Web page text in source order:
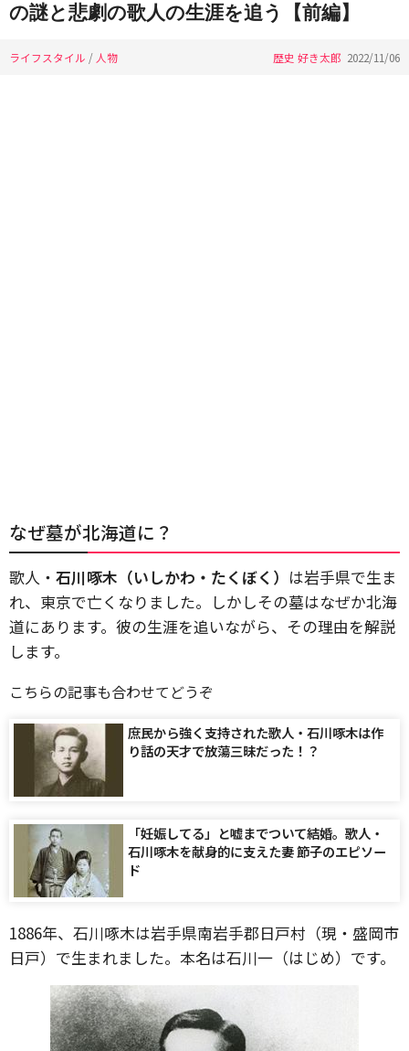
の謎と悲劇の歌人の生涯を追う【前編】
ライフスタイル / 人物 歴史 好き太郎 2022/11/06
なぜ墓が北海道に？
歌人・ 石川啄木（いしかわ・たくぼく） は岩手県で生ま
れ、東京で亡くなりました。しかしその墓はなぜか北海
道にあります。彼の生涯を追いながら、その理由を解説
します。
こちらの記事も合わせてどうぞ
庶民から強く支持された歌人・石川啄木は作
り話の天才で放蕩三昧だった！？
「妊娠してる」と嘘までついて結婚。歌人・
石川啄木を献身的に支えた妻 節子のエピソー
ド
1886年、石川啄木は岩手県南岩手郡日戸村（現・盛岡市
日戸）で生まれました。本名は石川一（はじめ）です。